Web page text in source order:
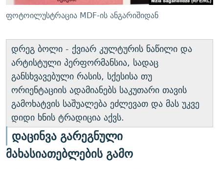
ფოტოილუსტრაცია MDF-ის ანგარიშიდან
დრეგ ბოლი - ქვიარ კულტურის ნაწილი და
არტისტული პერფორმანსია, სადაც
განსხვავებული რასის, სქესისა თუ
ორიენტაციის ადამიანებს საკუთარი თავის
გამოხატვის საშუალება ეძლევათ და მას უკვე
დიდი ხნის ტრადიცია აქვს.
დაცინვა გარეგნული
მახასიათებლების გამო